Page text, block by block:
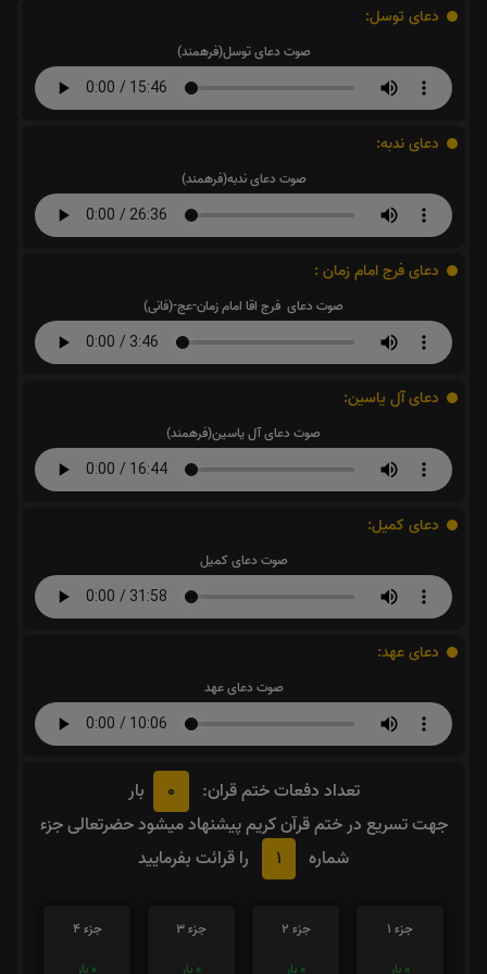
دعای توسل:
صوت دعای توسل(فرهمند)
دعای ندبه:
صوت دعای ندبه(فرهمند)
دعای فرج امام زمان :
صوت دعای فرج اقا امام زمان-عج-(فانی)
دعای آل یاسین:
صوت دعای آل یاسین(فرهمند)
دعای کمیل:
صوت دعای کمیل
دعای عهد:
صوت دعای عهد
تعداد دفعات ختم قران: 0
بار
جهت تسریع در ختم قرآن کریم پیشنهاد میشود حضرتعالی جزء
شماره
1 را قرائت بفرمایید
جزء 1
0 بار
جزء 2
0 بار
جزء 3
0 بار
جزء 4
0 بار